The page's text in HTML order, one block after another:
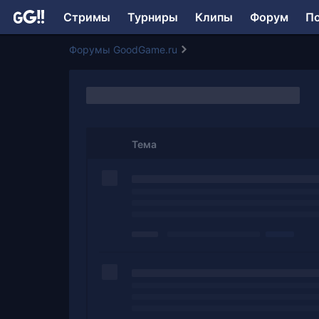
Стримы Турниры Клипы Форум
Форумы GoodGame.ru
Тема